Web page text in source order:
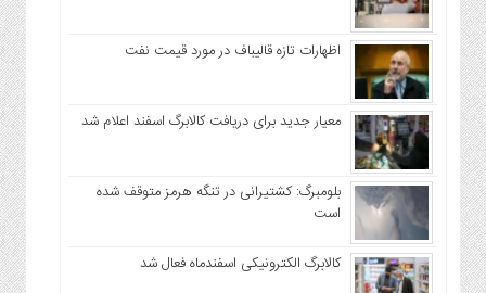
اظهارات تازه قالیباف در مورد قیمت نفت
معیار جدید برای دریافت کالابرگ اسفند اعلام شد
بلومبرگ: کشتیرانی در تنگه هرمز متوقف شده
است
کالابرگ الکترونیکی اسفندماه فعال شد